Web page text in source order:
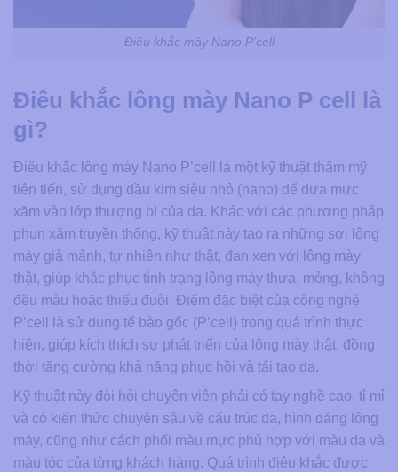
Điêu khắc mày Nano P’cell
Điêu khắc lông mày Nano P cell là
gì?
Điêu khắc lông mày Nano P’cell là một kỹ thuật thẩm mỹ
tiên tiến, sử dụng đầu kim siêu nhỏ (nano) để đưa mực
xăm vào lớp thượng bì của da. Khác với các phương pháp
phun xăm truyền thống, kỹ thuật này tạo ra những sợi lông
mày giả mảnh, tự nhiên như thật, đan xen với lông mày
thật, giúp khắc phục tình trạng lông mày thưa, mỏng, không
đều màu hoặc thiếu đuôi. Điểm đặc biệt của công nghệ
P’cell là sử dụng tế bào gốc (P’cell) trong quá trình thực
hiện, giúp kích thích sự phát triển của lông mày thật, đồng
thời tăng cường khả năng phục hồi và tái tạo da.
Kỹ thuật này đòi hỏi chuyên viên phải có tay nghề cao, tỉ mỉ
và có kiến thức chuyên sâu về cấu trúc da, hình dáng lông
mày, cũng như cách phối màu mực phù hợp với màu da và
màu tóc của từng khách hàng. Quá trình điêu khắc được